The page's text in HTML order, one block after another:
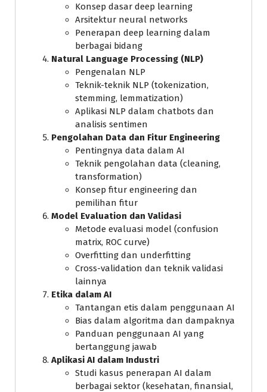
Konsep dasar deep learning
Arsitektur neural networks
Penerapan deep learning dalam
berbagai bidang
Natural Language Processing (NLP)
Pengenalan NLP
Teknik-teknik NLP (tokenization,
stemming, lemmatization)
Aplikasi NLP dalam chatbots dan
analisis sentimen
Pengolahan Data dan Fitur Engineering
Pentingnya data dalam AI
Teknik pengolahan data (cleaning,
transformation)
Konsep fitur engineering dan
pemilihan fitur
Model Evaluation dan Validasi
Metode evaluasi model (confusion
matrix, ROC curve)
Overfitting dan underfitting
Cross-validation dan teknik validasi
lainnya
Etika dalam AI
Tantangan etis dalam penggunaan AI
Bias dalam algoritma dan dampaknya
Panduan penggunaan AI yang
bertanggung jawab
Aplikasi AI dalam Industri
Studi kasus penerapan AI dalam
berbagai sektor (kesehatan, finansial,